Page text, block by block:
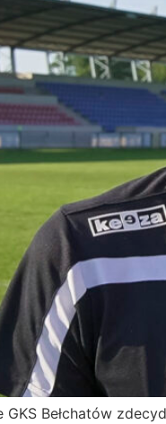
GKS Bełchatów